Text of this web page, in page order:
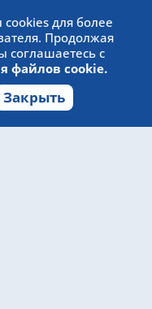
глазом видно
любое касание
свисток,а когда
Петровича
для более
Продолжая
соглашаетесь с
файлов cookie.
Закрыть